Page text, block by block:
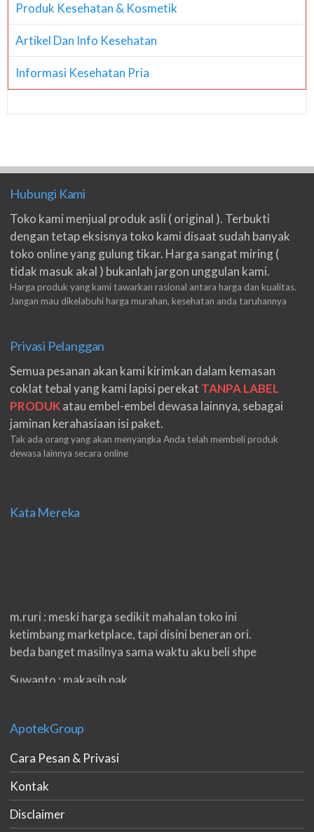
Produk Kesehatan & Kosmetik
Artikel Dan Info Kesehatan
Informasi Kesehatan Pria
Hubungi Kami
Toko kami menjual produk asli ( original ). Terbukti
dengan tetap eksisnya toko kami disaat sudah banyak
toko online yang gulung tikar. Harga sangat miring (
tidak masuk akal ) bukanlah jargon unggulan kami.
Harga produk yang kami tawarkan rasional antara harga dan kualitas.
Jangan mau dikelabuhi harga murahan, kesehatan anda taruhannya
Privasi Pelanggan
Semua pesanan akan kami kirimkan dalam kemasan
coklat tebal yang kami lapisi perekat TANPA LABEL
PRODUKatau embel-embel dewasa lainnya, sebagai
jaminan kerahasiaan isi paket.
Tak ada orang yang akan menyangka Anda telah membeli produk
dewasa lainnya secara online
Kata Mereka
m.ruri : meski harga sedikit mahalan toko ini
ketimbang marketplace, tapi disini beneran ori.
beda banget masilnya sama waktu aku beli shpe
Suwanto : makasih pak.
double. beneran sama sekali tidak ada nama
produknya. tetep jaga kualitas ya gan.
eko padang : ko brang udh sampek, kan bru 2 hri
gan. cpet bgt
h.dzowi : ampuh mas kamu punya viagra, saya
ApotekGroup
Cara Pesan & Privasi
Kontak
Disclaimer